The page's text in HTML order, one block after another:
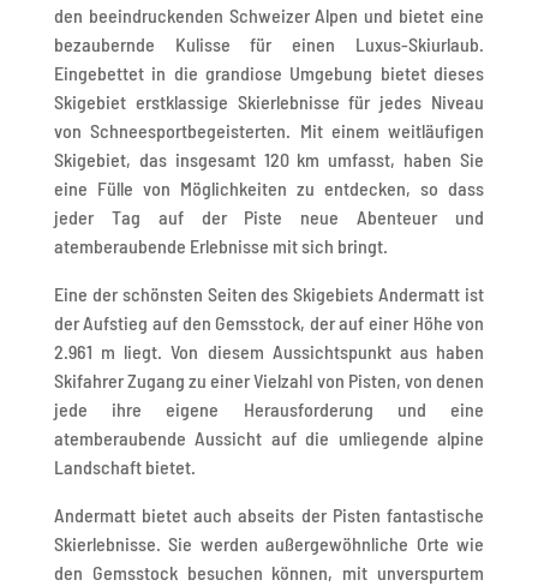
den beeindruckenden Schweizer Alpen und bietet eine
bezaubernde Kulisse für einen Luxus-Skiurlaub.
Eingebettet in die grandiose Umgebung bietet dieses
Skigebiet erstklassige Skierlebnisse für jedes Niveau
von Schneesportbegeisterten. Mit einem weitläufigen
Skigebiet, das insgesamt 120 km umfasst, haben Sie
eine Fülle von Möglichkeiten zu entdecken, so dass
jeder Tag auf der Piste neue Abenteuer und
atemberaubende Erlebnisse mit sich bringt.
Eine der schönsten Seiten des Skigebiets Andermatt ist
der Aufstieg auf den Gemsstock, der auf einer Höhe von
2.961 m liegt. Von diesem Aussichtspunkt aus haben
Skifahrer Zugang zu einer Vielzahl von Pisten, von denen
jede ihre eigene Herausforderung und eine
atemberaubende Aussicht auf die umliegende alpine
Landschaft bietet.
Andermatt bietet auch abseits der Pisten fantastische
Skierlebnisse. Sie werden außergewöhnliche Orte wie
den Gemsstock besuchen können, mit unverspurtem